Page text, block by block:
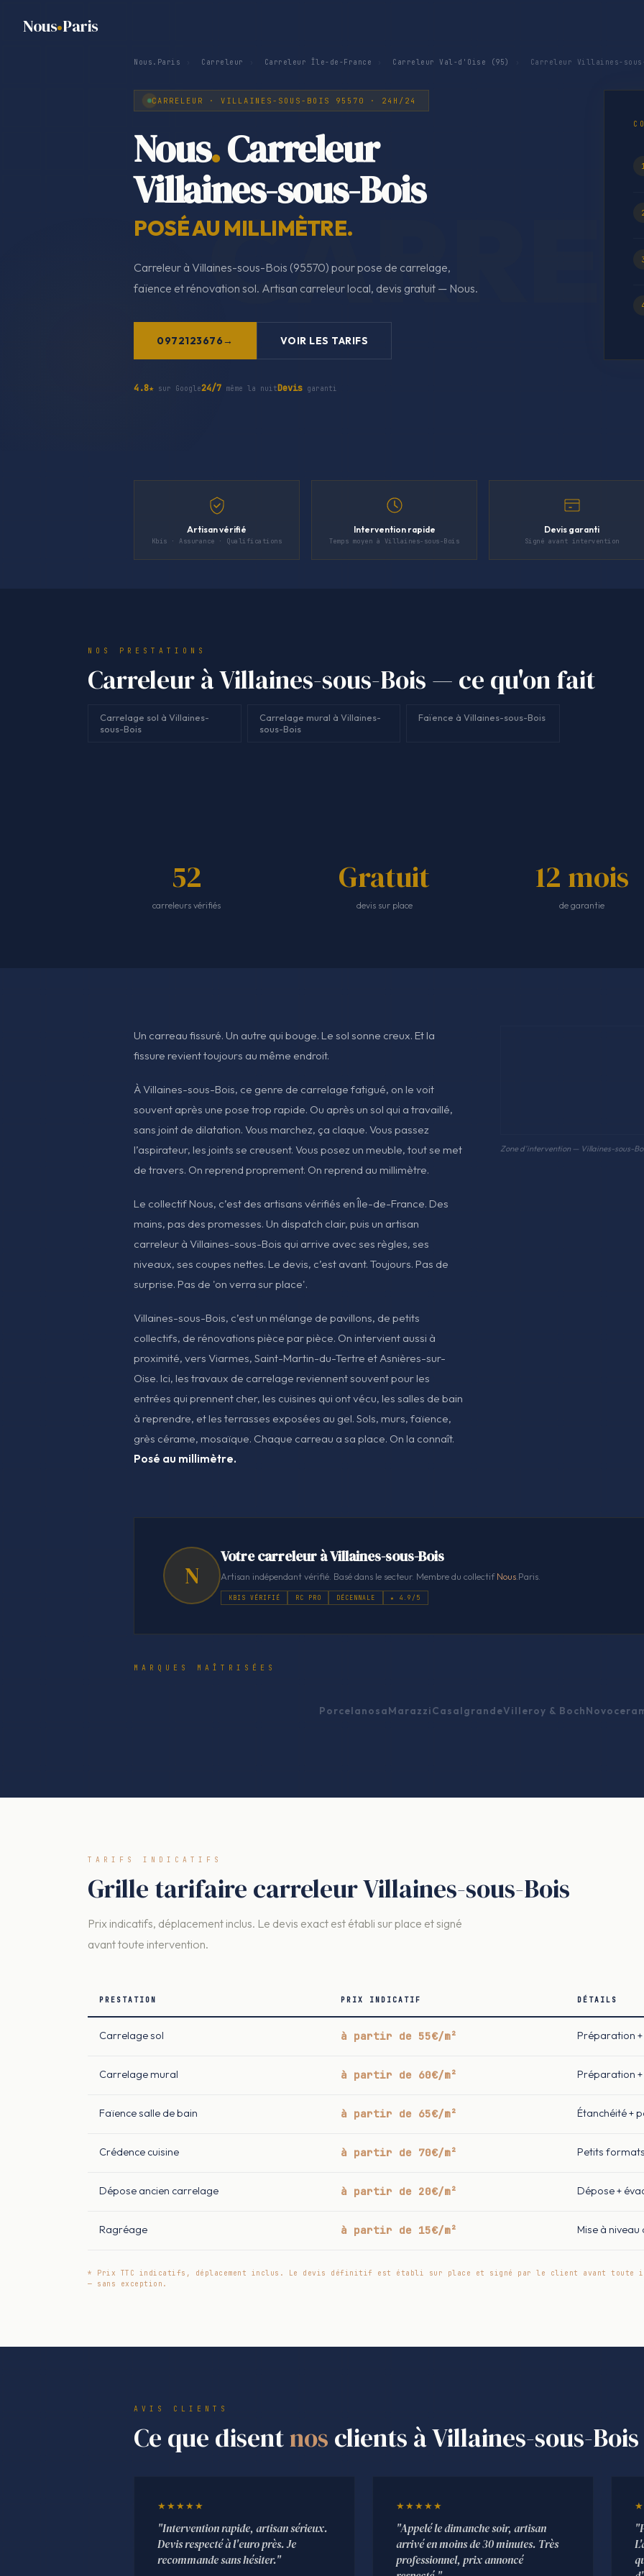
Nous Paris
Nous.Paris Carreleur Carreleur Île-de-France Carreleur Val-d'Oise (95) Carreleur Villaines-
CARRELEUR · VILLAINES-SOUS-BOIS 95570 · 24H/24
Nous.Carreleur
Villaines-sous-Bois
POSÉ AU MILLIMÈTRE.
Carreleur à Villaines-sous-Bois (95570) pour pose de carrelage,
faïence et rénovation sol. Artisan carreleur local, devis gratuit — Nous.
0972123676 VOIR LES TARIFS
4.8★ sur Google24/7 même la nuitDevis garanti
Artisan vérifié
Kbis · Assurance · Qualifications
Intervention rapide
Temps moyen à Villaines-sous-Bois
Devis garanti
Signé avant intervention
NOS PRESTATIONS
Carreleur à Villaines-sous-Bois — ce qu'on fait
Carrelage sol à Villaines-
sous-Bois
Carrelage mural à Villaines-
sous-Bois
Faïence à Villaines-sous-Bois
52
carreleurs vérifiés
Gratuit
devis sur place
12 mois
de garantie
Un carreau fissuré. Un autre qui bouge. Le sol sonne creux. Et la
fissure revient toujours au même endroit.
À Villaines-sous-Bois, ce genre de carrelage fatigué, on le voit
souvent après une pose trop rapide. Ou après un sol qui a travaillé,
sans joint de dilatation. Vous marchez, ça claque. Vous passez
l’aspirateur, les joints se creusent. Vous posez un meuble, tout se met
de travers. On reprend proprement. On reprend au millimètre.
Le collectif Nous, c’est des artisans vérifiés en Île-de-France. Des
mains, pas des promesses. Un dispatch clair, puis un artisan
carreleur à Villaines-sous-Bois qui arrive avec ses règles, ses
niveaux, ses coupes nettes. Le devis, c’est avant. Toujours. Pas de
surprise. Pas de 'on verra sur place'.
Villaines-sous-Bois, c’est un mélange de pavillons, de petits
collectifs, de rénovations pièce par pièce. On intervient aussi à
proximité, vers Viarmes, Saint-Martin-du-Tertre et Asnières-sur-
Oise. Ici, les travaux de carrelage reviennent souvent pour les
entrées qui prennent cher, les cuisines qui ont vécu, les salles de bain
à reprendre, et les terrasses exposées au gel. Sols, murs, faïence,
grès cérame, mosaïque. Chaque carreau a sa place. On la connaît.
Posé au millimètre.
Zone d'intervention — Villaines-sous-
N
Votre carreleur à Villaines-sous-Bois
Artisan indépendant vérifié. Basé dans le secteur. Membre du collectifNous .Paris.
KBIS VÉRIFIÉ RC PRO DÉCENNALE ★ 4.9/5
MARQUES MAÎTRISÉES
PorcelanosaMarazziCasalgrandeVilleroy & Boch
TARIFS INDICATIFS
Grille tarifaire carreleur Villaines-sous-Bois
Prix indicatifs, déplacement inclus. Le devis exact est établi sur place et signé
avant toute intervention.
PRESTATION PRIX INDICATIF DÉTAILS
Carrelage sol à partir de 55€/m² Préparation
Carrelage mural à partir de 60€/m² Préparation
Faïence salle de bain à partir de 65€/m² Étanchéité +
Crédence cuisine à partir de 70€/m² Petits
Dépose ancien carrelage à partir de 20€/m² Dépose +
Ragréage à partir de 15€/m² Mise à
* Prix TTC indicatifs, déplacement inclus. Le devis définitif est établi sur place et signé par le client avant toute
— sans exception.
AVIS CLIENTS
Ce que disentnos clients à Villaines-sous-Bois
★★★★★
"Intervention rapide, artisan sérieux.
Devis respecté à l'euro près. Je
recommande sans hésiter."
★★★★★
"Appelé le dimanche soir, artisan
arrivé en moins de 30 minutes. Très
professionnel, prix annoncé